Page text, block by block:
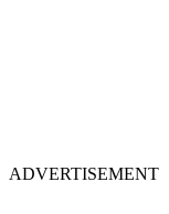
ADVERTISEMENT